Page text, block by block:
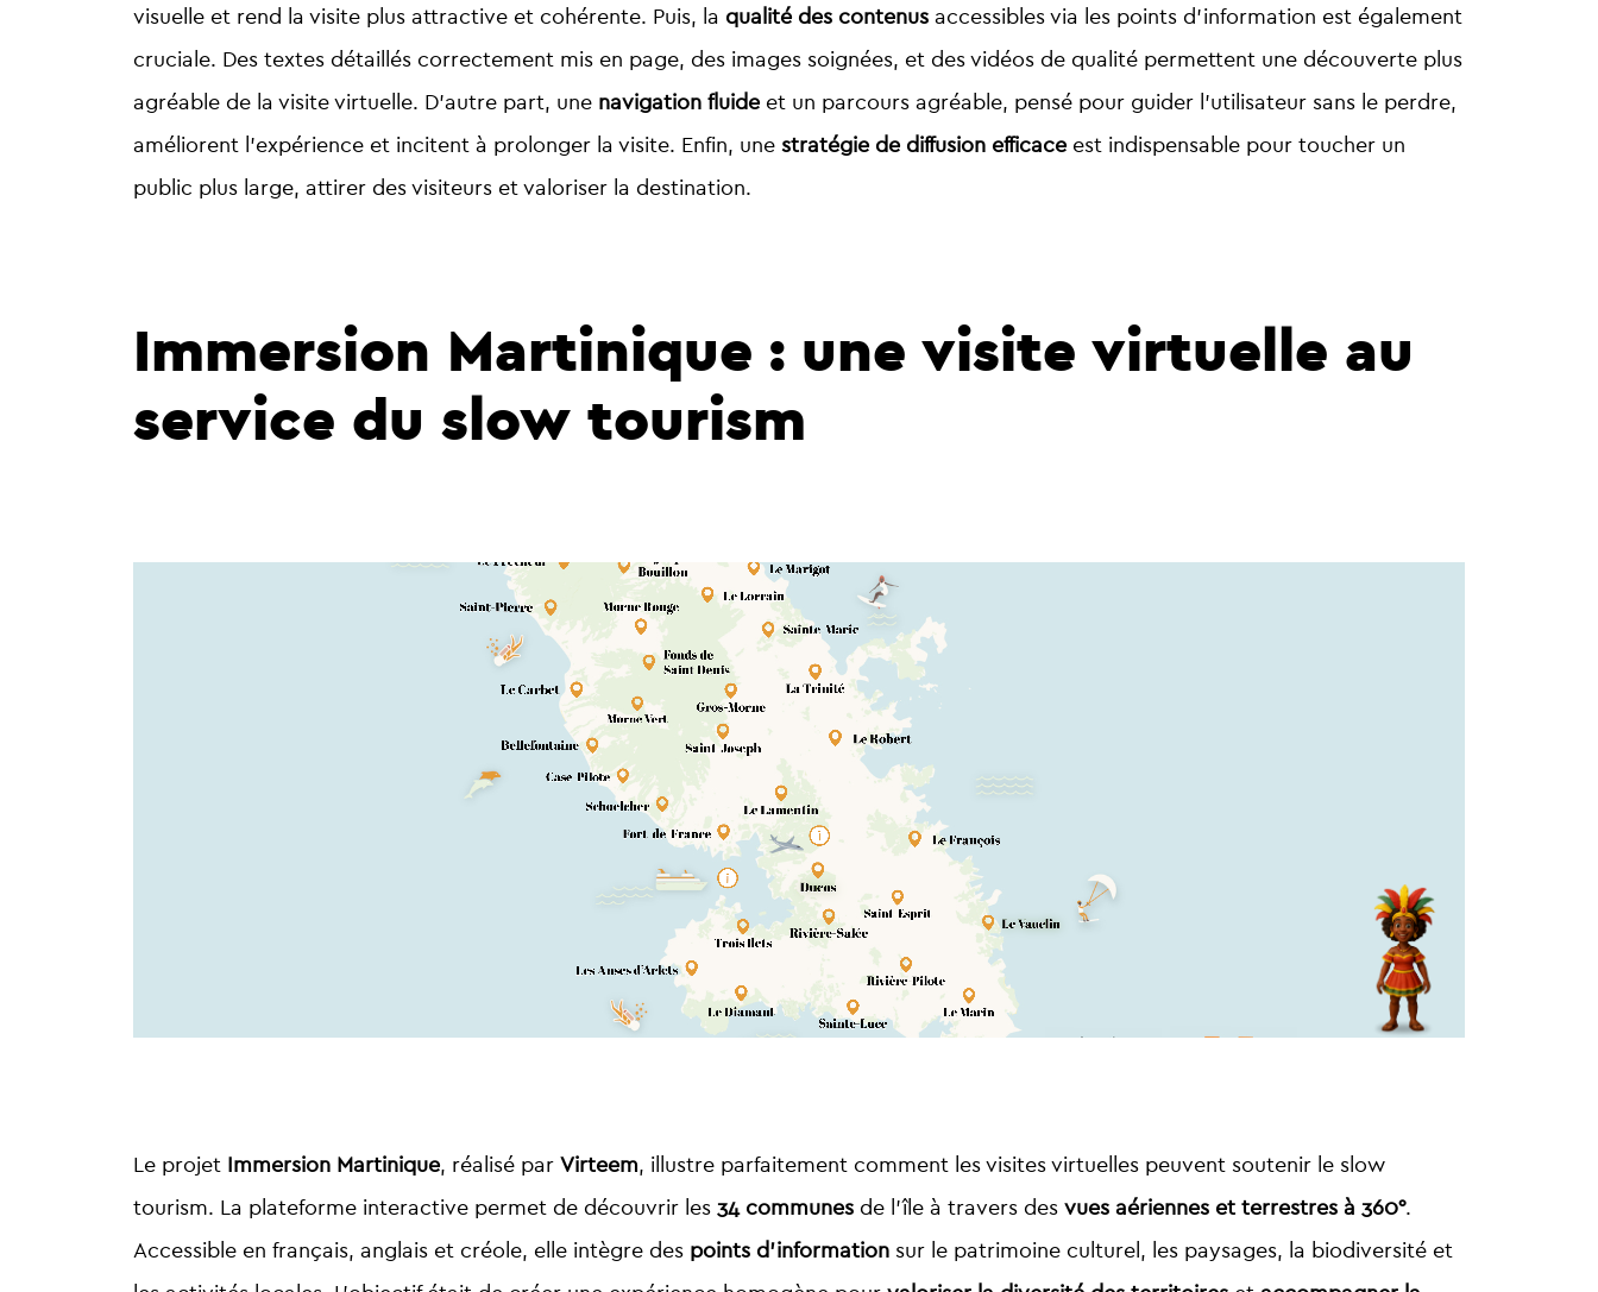
visuelle et rend la visite plus attractive et cohérente. Puis, la qualité des contenus accessibles via les points d’information est également
cruciale. Des textes détaillés correctement mis en page, des images soignées, et des vidéos de qualité permettent une découverte plus
agréable de la visite virtuelle. D’autre part, une navigation fluide et un parcours agréable, pensé pour guider l’utilisateur sans le perdre,
améliorent l’expérience et incitent à prolonger la visite. Enfin, une stratégie de diffusion efficace est indispensable pour toucher un
public plus large, attirer des visiteurs et valoriser la destination.
Immersion Martinique : une visite virtuelle au
service du slow tourism
Le projet Immersion Martinique, réalisé par Virteem, illustre parfaitement comment les visites virtuelles peuvent soutenir le slow
tourism. La plateforme interactive permet de découvrir les 34 communes de l’île à travers des vues aériennes et terrestres à 360°.
Accessible en français, anglais et créole, elle intègre des points d’information sur le patrimoine culturel, les paysages, la biodiversité et